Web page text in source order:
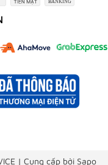
| Cung cấp bởi Sapo